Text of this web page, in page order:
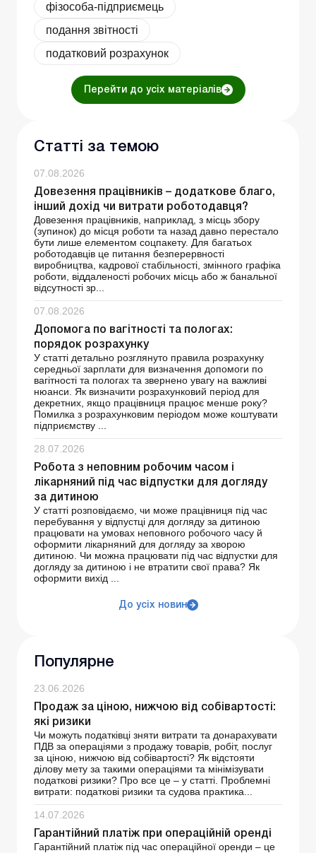
фізособа-підприємець
подання звітності
податковий розрахунок
Перейти до усіх матеріалів
Статті за темою
07.08.2026
Довезення працівників – додаткове благо,
інший дохід чи витрати роботодавця?
Довезення працівників, наприклад, з місць збору
(зупинок) до місця роботи та назад давно перестало
бути лише елементом соцпакету. Для багатьох
роботодавців це питання безперервності
виробництва, кадрової стабільності, змінного графіка
роботи, віддаленості робочих місць або ж банальної
відсутності зр...
07.08.2026
Допомога по вагітності та пологах:
порядок розрахунку
У статті детально розглянуто правила розрахунку
середньої зарплати для визначення допомоги по
вагітності та пологах та звернено увагу на важливі
нюанси. Як визначити розрахунковий період для
декретних, якщо працівниця працює менше року?
Помилка з розрахунковим періодом може коштувати
підприємству ...
28.07.2026
Робота з неповним робочим часом і
лікарняний під час відпустки для догляду
за дитиною
У статті розповідаємо, чи може працівниця під час
перебування у відпустці для догляду за дитиною
працювати на умовах неповного робочого часу й
оформити лікарняний для догляду за хворою
дитиною. Чи можна працювати під час відпустки для
догляду за дитиною і не втратити свої права? Як
оформити вихід ...
До усіх новин
Популярне
23.06.2026
Продаж за ціною, нижчою від собівартості:
які ризики
Чи можуть податківці зняти витрати та донарахувати
ПДВ за операціями з продажу товарів, робіт, послуг
за ціною, нижчою від собівартості? Як відстояти
ділову мету за такими операціями та мінімізувати
податкові ризики? Про все це – у статті. Проблемні
витрати: податкові ризики та судова практика...
14.07.2026
Гарантійний платіж при операційній оренді
Гарантійний платіж під час операційної оренди – це